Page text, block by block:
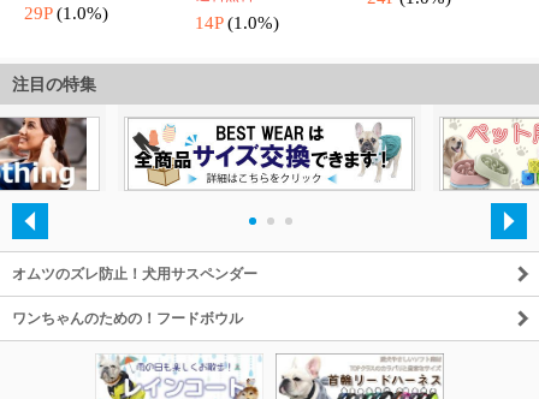
注目の特集
オムツのズレ防止！犬用サスペンダー
ワンちゃんのための！フードボウル